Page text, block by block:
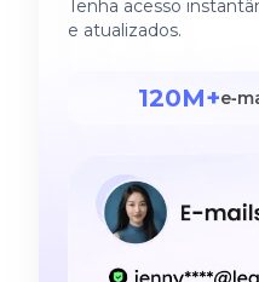
Tenha acesso
e atualizados.
120M+